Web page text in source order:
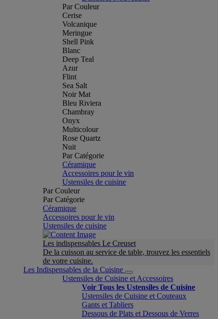
Par Couleur
Cerise
Volcanique
Meringue
Shell Pink
Blanc
Deep Teal
Azur
Flint
Sea Salt
Noir Mat
Bleu Riviera
Chambray
Onyx
Multicolour
Rose Quartz
Nuit
Par Catégorie
Céramique
Accessoires pour le vin
Ustensiles de cuisine
Par Couleur
Par Catégorie
Céramique
Accessoires pour le vin
Ustensiles de cuisine
Les indispensables Le Creuset
De la cuisson au service de table, trouvez les essentiels
de votre cuisine.
Les Indispensables de la Cuisine
Ustensiles de Cuisine et Accessoires
Voir Tous les Ustensiles de Cuisine
Ustensiles de Cuisine et Couteaux
Gants et Tabliers
Dessous de Plats et Dessous de Verres